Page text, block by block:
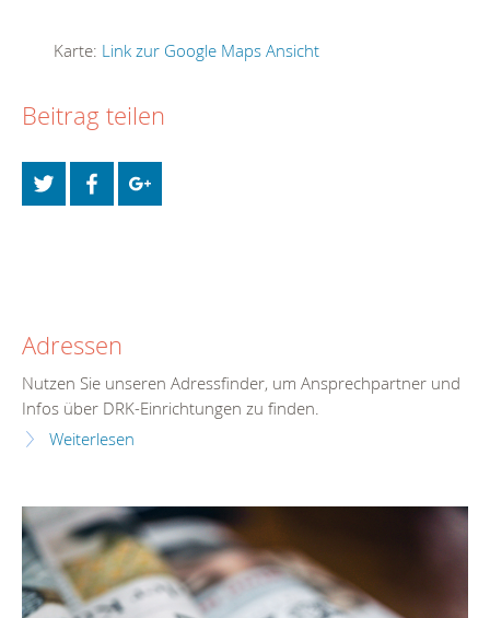
Karte: Link zur Google Maps Ansicht
Beitrag teilen
Adressen
Nutzen Sie unseren Adressfinder, um Ansprechpartner und
Infos über DRK-Einrichtungen zu finden.
Weiterlesen